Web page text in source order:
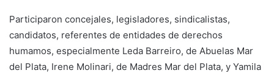
Participaron concejales, legisladores, sindicalistas,
candidatos, referentes de entidades de derechos
humamos, especialmente Leda Barreiro, de Abuelas Mar
del Plata, Irene Molinari, de Madres Mar del Plata, y Yamila